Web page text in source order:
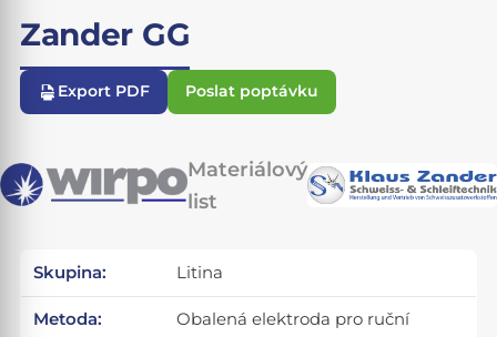
Zander GG
Export PDF Poslat poptávku
Materiálový
list
Skupina: Litina
Metoda:
Obalená elektroda pro ruční